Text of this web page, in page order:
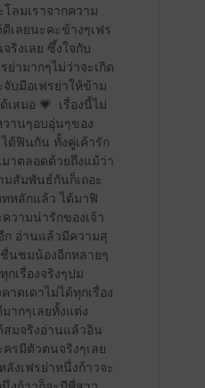
ลมเราจากความ
เลยนะคะข้างๆเฟร
ริงเลย ซึ้งใจกับ
ามากๆไม่ว่าจะเกิด
บมือเฟรย่าให้ข้าม
สมอ 💗
เรื่องนี้ไม่
านๆอบอุ่นๆของ
ด้ฟินกัน ทั้งคู่เค้ารัก
าตลอดด้วยถึงแม้ว่า
มสัมพันธ์กันก็เถอะ
ทหลักแล้ว ได้มาฟิ
วามน่ารักของเจ้า
ก อ่านแล้วมีความสุ
นชมน้องอีกหลายๆ
กเรื่องจริงๆปม
าดเดาไม่ได้ทุกเรื่อง
ากๆเลยทั้งแต่ง
สมจริงอ่านแล้วอิน
รมีตัวตนจริงๆเลย
หลังเฟรย่าหนึ่งก้าวจะ